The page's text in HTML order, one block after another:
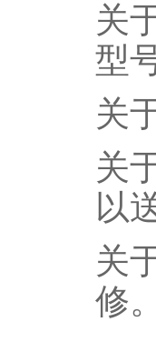
关
型
关
关
以
关
修